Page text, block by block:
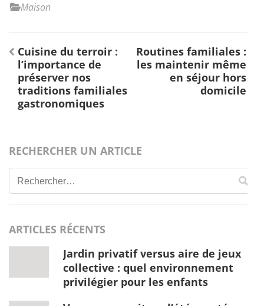
Maison
Navigation
de
l’article
Cuisine du terroir :
l’importance de
préserver nos
traditions familiales
gastronomiques
Routines familiales :
les maintenir même
en séjour hors
domicile
RECHERCHER UN ARTICLE
Rechercher :
ARTICLES RÉCENTS
Jardin privatif versus aire de jeux
collective : quel environnement
privilégier pour les enfants